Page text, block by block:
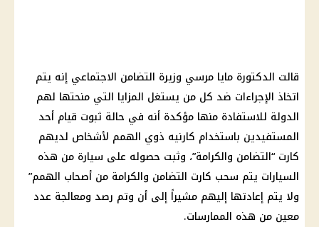
قالت الدكتورة مايا مرسي وزيرة التضامن الاجتماعي إنه يتم
اتخاذ الإجراءات ضد كل من يستغل المزايا التي منحتها لهم
الدولة للاستفادة منها مؤكدة أنه في حالة ثبوت قيام أحد
المستفيدين باستخدام كارنيه ذوي الهمم لأشخاص لديهم
كارت “التضامن والكرامة”، وثبت حصوله على سيارة من هذه
السيارات يتم سحب كارت التضامن والكرامة من أصحاب الهمم”
ولا يتم إعادتها إليهم مشيراً إلى أن وتم رصد ومعالجة عدد
معين من هذه الممارسات.